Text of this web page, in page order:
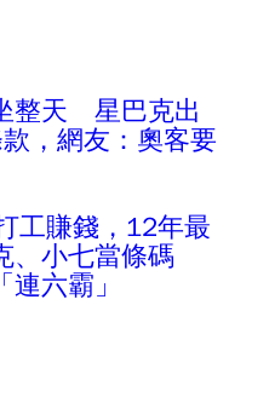
整天 星巴克出
，網友：奧客要
工賺錢，12年最
、小七當條碼
六霸」